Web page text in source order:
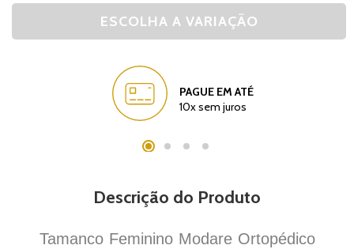
PAGUE EM ATÉ
10x sem juros
Descrição do Produto
Tamanco Feminino Modare Ortopédico